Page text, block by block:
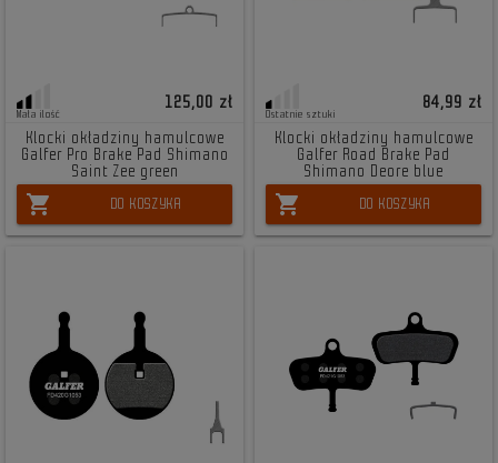
Mała ilość
125,00 zł
Klocki okładziny hamulcowe
Galfer Pro Brake Pad Shimano
Saint Zee green
shopping_cart DO KOSZYKA
Ostatnie sztuki
84,99 zł
Klocki okładziny hamulcowe
Galfer Road Brake Pad
Shimano Deore blue
shopping_cart DO KOSZYKA